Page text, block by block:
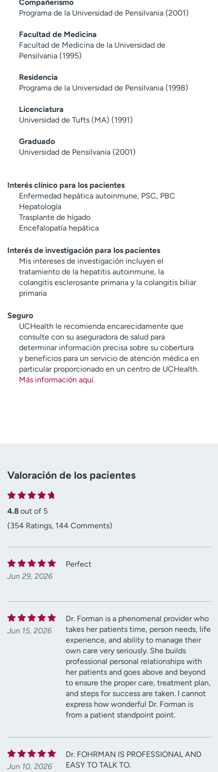
Compañerismo
Programa de la Universidad de Pensilvania (2001)
Facultad de Medicina
Facultad de Medicina de la Universidad de
Pensilvania (1995)
Residencia
Programa de la Universidad de Pensilvania (1998)
Licenciatura
Universidad de Tufts (MA) (1991)
Graduado
Universidad de Pensilvania (2001)
Interés clínico para los pacientes
Enfermedad hepática autoinmune, PSC, PBC
Hepatología
Trasplante de hígado
Encefalopatía hepática
Interés de investigación para los pacientes
Mis intereses de investigación incluyen el
tratamiento de la hepatitis autoinmune, la
colangitis esclerosante primaria y la colangitis biliar
primaria
Seguro
UCHealth le recomienda encarecidamente que
consulte con su aseguradora de salud para
determinar información precisa sobre su cobertura
y beneficios para un servicio de atención médica en
particular proporcionado en un centro de UCHealth.
Más información aquí.
Valoración de los pacientes
4.8 out of 5
(354 Ratings, 144 Comments)
Jun 29, 2026
Perfect
Jun 15, 2026
Dr. Forman is a phenomenal provider who
takes her patients time, person needs, life
experience, and ability to manage their
own care very seriously. She builds
professional personal relationships with
her patients and goes above and beyond
to ensure the proper care, treatment plan,
and steps for success are taken. I cannot
express how wonderful Dr. Forman is
from a patient standpoint point.
Jun 10, 2026
Dr. FOHRMAN IS PROFESSIONAL AND
EASY TO TALK TO.